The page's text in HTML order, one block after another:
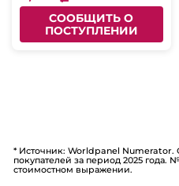
СООБЩИТЬ О
ПОСТУПЛЕНИИ
* Источник: Worldpanel Numerator.
покупателей за период 2025 года.
стоимостном выражении.